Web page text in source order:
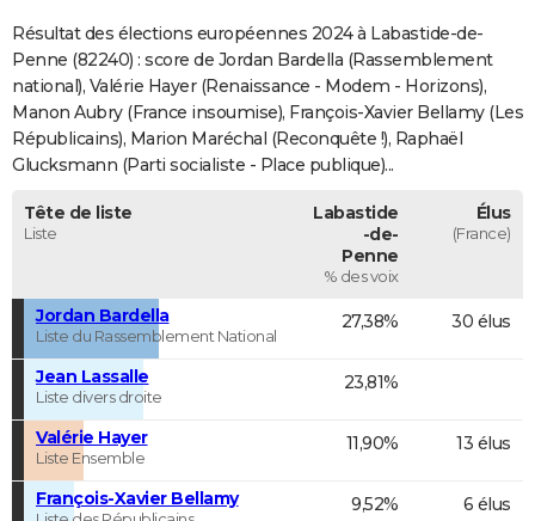
AVIS DE DÉCÈS
FORUM
Bricolage
Lifestyle
Culture
Sport
Auto
Television
Voyage
Cinema
Résultat des élections européennes 2024 à Labastide-de-
Penne (82240) : score de Jordan Bardella (Rassemblement
national), Valérie Hayer (Renaissance - Modem - Horizons),
Manon Aubry (France insoumise), François-Xavier Bellamy (Les
Républicains), Marion Maréchal (Reconquête !), Raphaël
Glucksmann (Parti socialiste - Place publique)...
Tête de liste
Liste
Labastide
-de-
Penne
% des voix
Élus
(France)
Jordan Bardella
Liste du Rassemblement National
27,38% 30 élus
Jean Lassalle
Liste divers droite
23,81%
Valérie Hayer
Liste Ensemble
11,90% 13 élus
François-Xavier Bellamy 9,52% 6 élus